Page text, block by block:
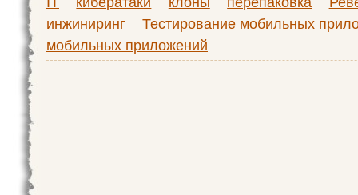
инжиниринг
Тестирование мобильных
мобильных приложений